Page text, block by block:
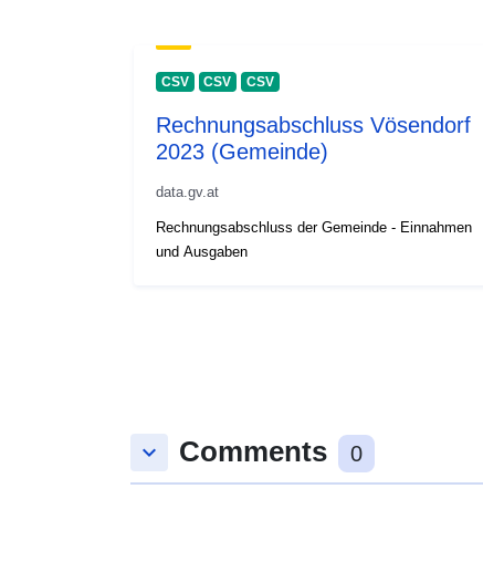
CSV CSV CSV
Rechnungsabschluss Vösendorf
2023 (Gemeinde)
data.gv.at
Rechnungsabschluss der Gemeinde - Einnahmen
und Ausgaben
keyboard_arrow_down Comments 0